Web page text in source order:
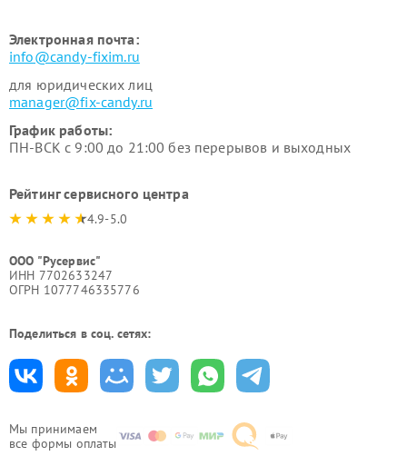
Мы принимаем
все формы оплаты
Электронная почта:
info@candy-fixim.ru
для юридических лиц
manager@fix-candy.ru
График работы:
ПН-ВСК с 9:00 до 21:00 без перерывов и выходных
Рейтинг сервисного центра
4.9-5.0
ООО "Русервис"
ИНН 7702633247
ОГРН 1077746335776
Поделиться в соц. сетях: